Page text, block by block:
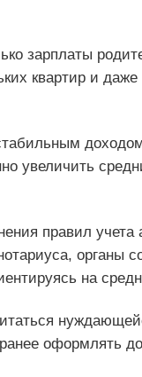
зарплаты
квартир и
увеличить
правил
органы
на
оформлять